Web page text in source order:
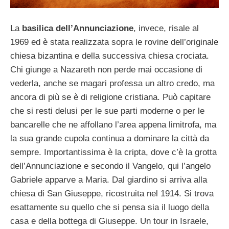
La basilica dell’Annunciazione, invece, risale al
1969 ed è stata realizzata sopra le rovine dell’originale
chiesa bizantina e della successiva chiesa crociata.
Chi giunge a Nazareth non perde mai occasione di
vederla, anche se magari professa un altro credo, ma
ancora di più se è di religione cristiana. Può capitare
che si resti delusi per le sue parti moderne o per le
bancarelle che ne affollano l’area appena limitrofa, ma
la sua grande cupola continua a dominare la città da
sempre. Importantissima è la cripta, dove c’è la grotta
dell’Annunciazione e secondo il Vangelo, qui l’angelo
Gabriele apparve a Maria. Dal giardino si arriva alla
chiesa di San Giuseppe, ricostruita nel 1914. Si trova
esattamente su quello che si pensa sia il luogo della
casa e della bottega di Giuseppe. Un tour in Israele,